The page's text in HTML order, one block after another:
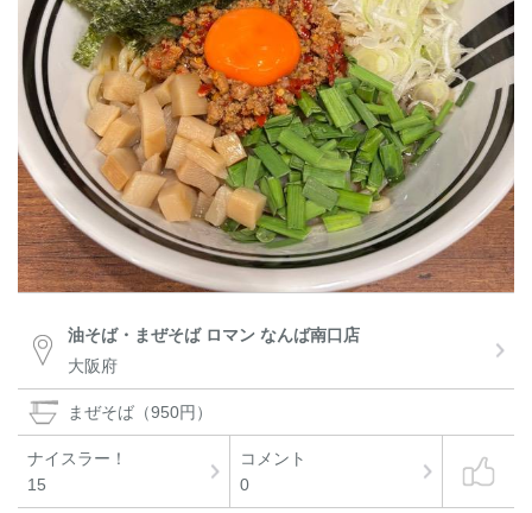
油そば・まぜそば ロマン なんば南口店
大阪府
まぜそば（950円）
ナイスラー！
15
コメント
0